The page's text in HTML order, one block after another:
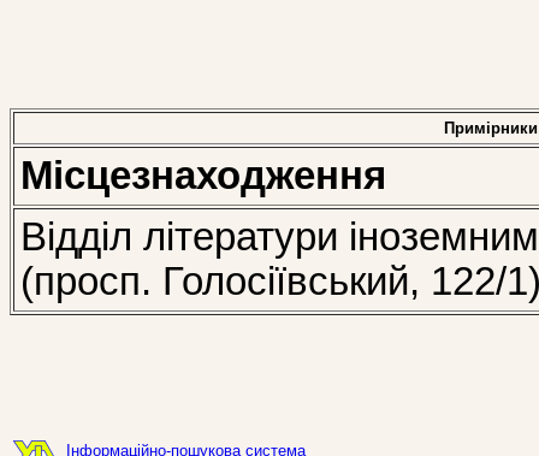
Примірники
Місцезнаходження
Відділ літератури
(просп. Голосіївський, 122/
Інформаційно-пошукова система